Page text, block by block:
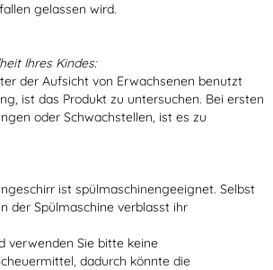
gelassen wird.
Ihres Kindes:
der Aufsicht von Erwachsenen benutzt
ist das Produkt zu untersuchen. Bei ersten
oder Schwachstellen, ist es zu
ist spülmaschinengeeignet. Selbst
der Spülmaschine verblasst ihr
verwenden Sie bitte keine
dadurch könnte die